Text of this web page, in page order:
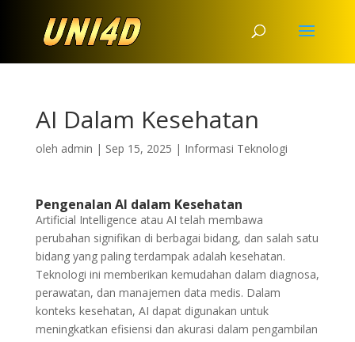
AI Dalam Kesehatan
oleh admin | Sep 15, 2025 | Informasi Teknologi
Pengenalan AI dalam Kesehatan
Artificial Intelligence atau AI telah membawa
perubahan signifikan di berbagai bidang, dan salah satu
bidang yang paling terdampak adalah kesehatan.
Teknologi ini memberikan kemudahan dalam diagnosa,
perawatan, dan manajemen data medis. Dalam
konteks kesehatan, AI dapat digunakan untuk
meningkatkan efisiensi dan akurasi dalam pengambilan